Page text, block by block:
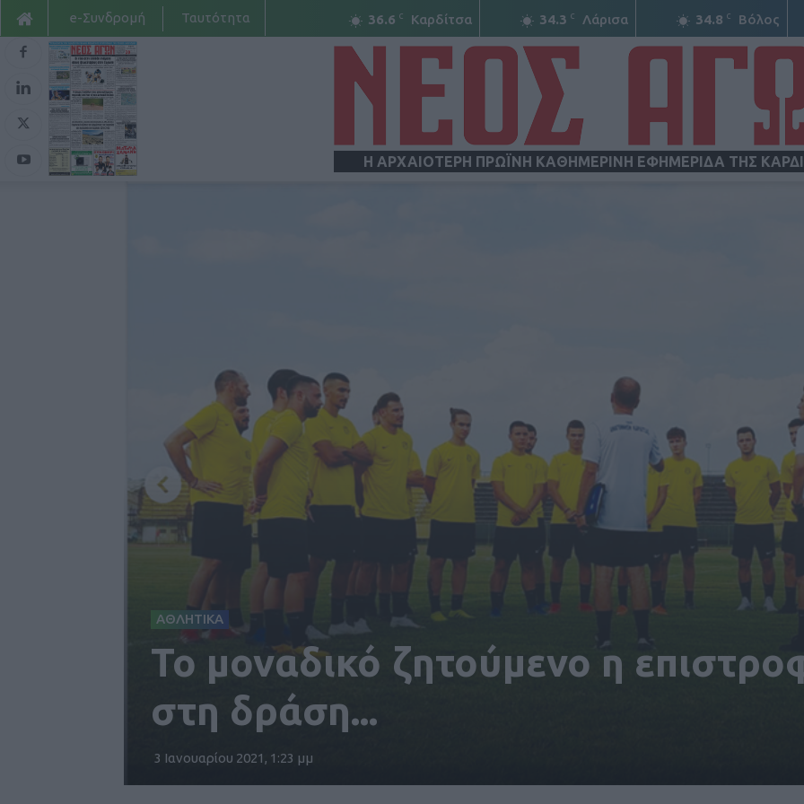
36.6 C Καρδίτσα 34.3 C Λάρισα 34.8 C Βόλος
e-Συνδρομή Ταυτότητα
Η ΑΡΧΑΙΟΤΕΡΗ ΠΡΩΪΝΗ ΚΑΘΗΜΕΡΙΝΗ ΕΦΗΜΕΡΙΔΑ ΤΗΣ
ΑΘΛΗΤΙΚΑ
Το μοναδικό ζητούμενο η
στη δράση...
3 Ιανουαρίου 2021, 1:23 μμ